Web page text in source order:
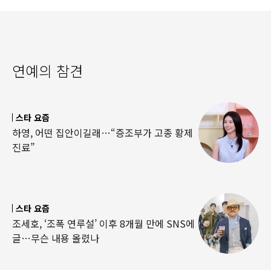
연예의 참견
스타 요즘
하영, 어떤 집안이길래…“증조부가 고종 황제
진료”
스타 요즘
조세호, ‘조폭 연루설’ 이후 8개월 만에 SNS에
글…무슨 내용 올렸나